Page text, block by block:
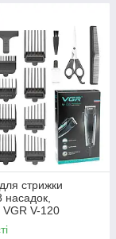
стрижки
насадок,
V-120